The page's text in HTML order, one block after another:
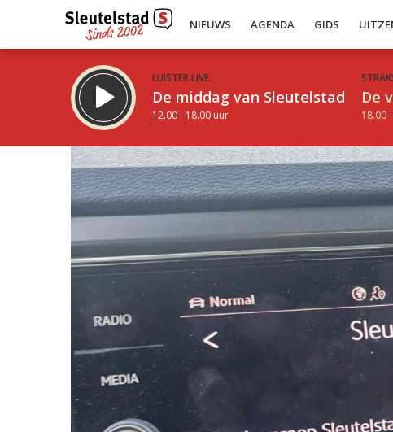
NIEUWS AGENDA GIDS
LUISTER LIVE:
De middag van Sleutelstad
12.00 - 18.00 uur
De
18.00